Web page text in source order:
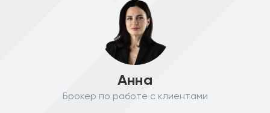
Анна
Брокер по работе с клиентами